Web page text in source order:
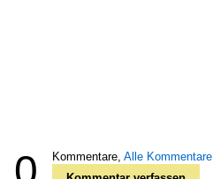
Kommentare, Alle Kommentare